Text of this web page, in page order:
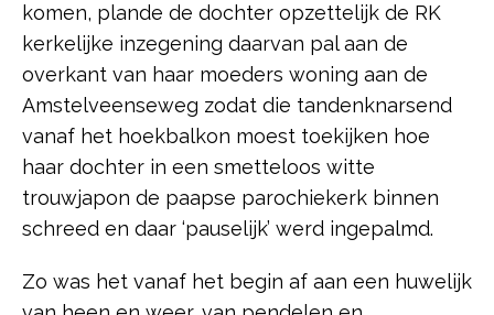
komen, plande de dochter opzettelijk de RK
kerkelijke inzegening daarvan pal aan de
overkant van haar moeders woning aan de
Amstelveenseweg zodat die tandenknarsend
vanaf het hoekbalkon moest toekijken hoe
haar dochter in een smetteloos witte
trouwjapon de paapse parochiekerk binnen
schreed en daar ‘pauselijk’ werd ingepalmd.
Zo was het vanaf het begin af aan een huwelijk